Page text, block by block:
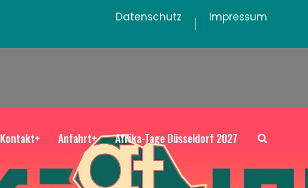
Datenschutz Impressum
Kontakt+ Anfahrt+ Afrika-Tage Düsseldorf 2027